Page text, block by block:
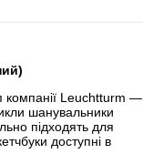
компанії Leuchtturm —
шанувальники
підходять для
доступні в